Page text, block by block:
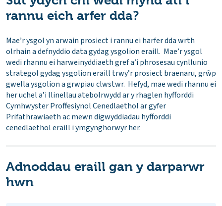
rannu eich arfer dda?
Mae’r ysgol yn arwain prosiect i rannu ei harfer dda wrth
olrhain a defnyddio data gydag ysgolion eraill. Mae’r ysgol
wedi rhannu ei harweinyddiaeth gref a’i phrosesau cynllunio
strategol gydag ysgolion eraill trwy’r prosiect braenaru, grŵp
gwella ysgolion a grwpiau clwstwr. Hefyd, mae wedi rhannu ei
her uchel a’i llinellau atebolrwydd ar y rhaglen hyfforddi
Cymhwyster Proffesiynol Cenedlaethol ar gyfer
Prifathrawiaeth ac mewn digwyddiadau hyfforddi
cenedlaethol eraill i ymgynghorwyr her.
Adnoddau eraill gan y darparwr
hwn